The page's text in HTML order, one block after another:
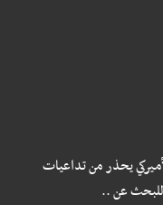
يحذر من تداعيات
للبحث عن ..